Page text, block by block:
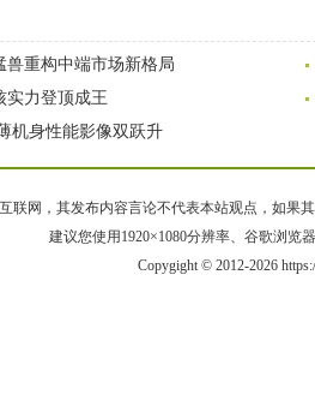
兽重构中端市场新格局
实力登顶成王
机身性能影像双跃升
联网，其发布内容言论不代表本站观点，如果
建议您使用1920×1080分辨率、谷歌浏览
Copygight © 2012-2026